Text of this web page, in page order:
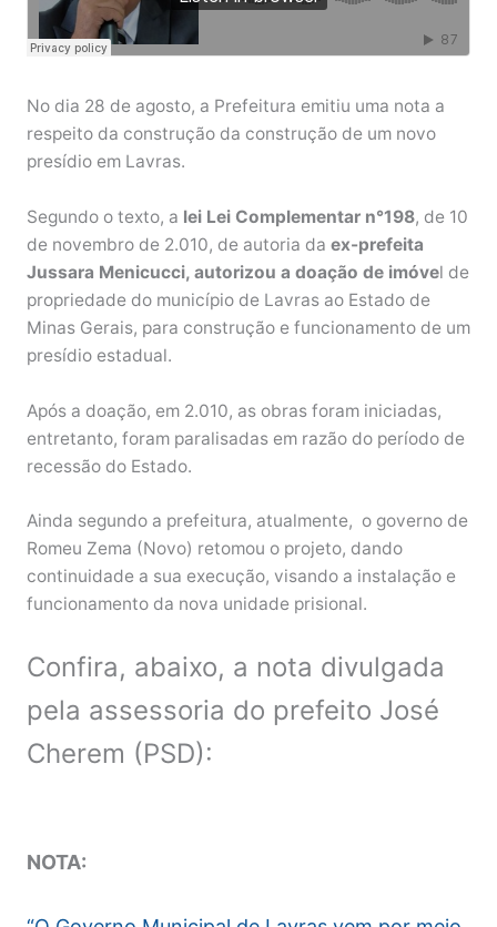
No dia 28 de agosto, a Prefeitura emitiu uma nota a
respeito da construção da construção de um novo
presídio em Lavras.
Segundo o texto, a lei Lei Complementar n°198, de 10
de novembro de 2.010, de autoria da ex-prefeita
Jussara Menicucci, autorizou a doação de imóvel de
propriedade do município de Lavras ao Estado de
Minas Gerais, para construção e funcionamento de um
presídio estadual.
Após a doação, em 2.010, as obras foram iniciadas,
entretanto, foram paralisadas em razão do período de
recessão do Estado.
Ainda segundo a prefeitura, atualmente, o governo de
Romeu Zema (Novo) retomou o projeto, dando
continuidade a sua execução, visando a instalação e
funcionamento da nova unidade prisional.
Confira, abaixo, a nota divulgada
pela assessoria do prefeito José
Cherem (PSD):
NOTA: